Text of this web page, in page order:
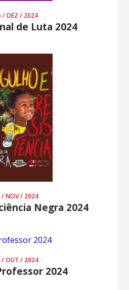
/ DEZ / 2024
de Luta 2024
/ NOV / 2024
Negra 2024
/ OUT / 2024
2024